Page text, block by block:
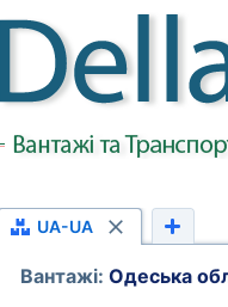
UA-UA
Вантажі: Одеська